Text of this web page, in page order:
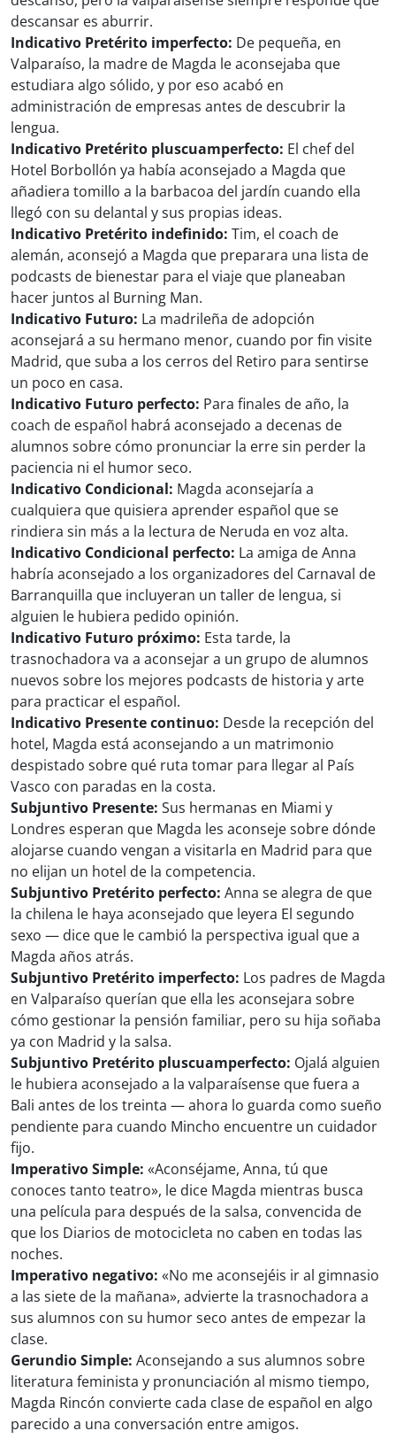
descansar es aburrir.
Indicativo Pretérito imperfecto: De pequeña, en
Valparaíso, la madre de Magda le aconsejaba que
estudiara algo sólido, y por eso acabó en
administración de empresas antes de descubrir la
lengua.
Indicativo Pretérito pluscuamperfecto: El chef del
Hotel Borbollón ya había aconsejado a Magda que
añadiera tomillo a la barbacoa del jardín cuando ella
llegó con su delantal y sus propias ideas.
Indicativo Pretérito indefinido: Tim, el coach de
alemán, aconsejó a Magda que preparara una lista de
podcasts de bienestar para el viaje que planeaban
hacer juntos al Burning Man.
Indicativo Futuro: La madrileña de adopción
aconsejará a su hermano menor, cuando por fin visite
Madrid, que suba a los cerros del Retiro para sentirse
un poco en casa.
Indicativo Futuro perfecto: Para finales de año, la
coach de español habrá aconsejado a decenas de
alumnos sobre cómo pronunciar la erre sin perder la
paciencia ni el humor seco.
Indicativo Condicional: Magda aconsejaría a
cualquiera que quisiera aprender español que se
rindiera sin más a la lectura de Neruda en voz alta.
Indicativo Condicional perfecto: La amiga de Anna
habría aconsejado a los organizadores del Carnaval de
Barranquilla que incluyeran un taller de lengua, si
alguien le hubiera pedido opinión.
Indicativo Futuro próximo: Esta tarde, la
trasnochadora va a aconsejar a un grupo de alumnos
nuevos sobre los mejores podcasts de historia y arte
para practicar el español.
Indicativo Presente continuo: Desde la recepción del
hotel, Magda está aconsejando a un matrimonio
despistado sobre qué ruta tomar para llegar al País
Vasco con paradas en la costa.
Subjuntivo Presente: Sus hermanas en Miami y
Londres esperan que Magda les aconseje sobre dónde
alojarse cuando vengan a visitarla en Madrid para que
no elijan un hotel de la competencia.
Subjuntivo Pretérito perfecto: Anna se alegra de que
la chilena le haya aconsejado que leyera El segundo
sexo — dice que le cambió la perspectiva igual que a
Magda años atrás.
Subjuntivo Pretérito imperfecto: Los padres de Magda
en Valparaíso querían que ella les aconsejara sobre
cómo gestionar la pensión familiar, pero su hija soñaba
ya con Madrid y la salsa.
Subjuntivo Pretérito pluscuamperfecto: Ojalá alguien
le hubiera aconsejado a la valparaísense que fuera a
Bali antes de los treinta — ahora lo guarda como sueño
pendiente para cuando Mincho encuentre un cuidador
fijo.
Imperativo Simple: «Aconséjame, Anna, tú que
conoces tanto teatro», le dice Magda mientras busca
una película para después de la salsa, convencida de
que los Diarios de motocicleta no caben en todas las
noches.
Imperativo negativo: «No me aconsejéis ir al gimnasio
a las siete de la mañana», advierte la trasnochadora a
sus alumnos con su humor seco antes de empezar la
clase.
Gerundio Simple: Aconsejando a sus alumnos sobre
literatura feminista y pronunciación al mismo tiempo,
Magda Rincón convierte cada clase de español en algo
parecido a una conversación entre amigos.